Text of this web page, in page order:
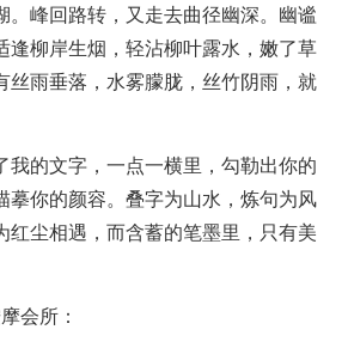
。峰回路转，又走去曲径幽深。幽谧
逢柳岸生烟，轻沾柳叶露水，嫩了草
丝雨垂落，水雾朦胧，丝竹阴雨，就
我的文字，一点一横里，勾勒出你的
摹你的颜容。叠字为山水，炼句为风
红尘相遇，而含蓄的笔墨里，只有美
会所：